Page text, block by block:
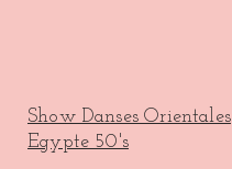
Show Danses Orientales
Egypte 50's